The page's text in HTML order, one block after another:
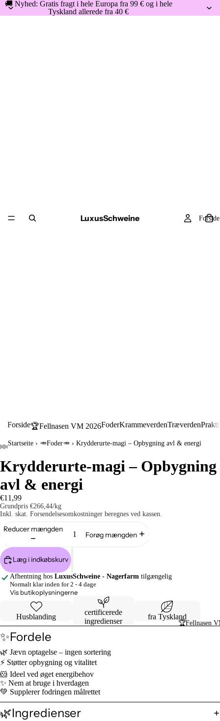
🚚 Nyhed: Gratis fragt i hele Europa fra 99 € og i hele
Tyskland allerede fra 40 €
LuxusSchweine Forside
🏆Fellnasen
Forside🏆Fellnasen VM 2026FoderKrammeverdenTræverden
Startseite › 🥕Foder🥕 › Krydderurte-magi – Opbygning avl & energi
Krydderurte-magi – Opbygning
avl & energi
€11,99
Grundpris €266,44/kg
Inkl. skat. Forsendelsesomkostninger beregnes ved kassen.
Reducer mængden
Forøg mængden
Læg i indkøbskurv
Afhentning hos LuxusSchweine - Nagerfarm tilgængelig
Normalt klar inden for 2 - 4 dage
Vis butikoplysningerne
Husblanding
certificerede
ingredienser
fra Tyskland
✨Fordele
🌿 Jævn optagelse – ingen sortering
⚡ Støtter opbygning og vitalitet
🐹 Ideel ved øget energibehov
✨ Nem at bruge i hverdagen
💚 Supplerer fodringen målrettet
🌿Ingredienser